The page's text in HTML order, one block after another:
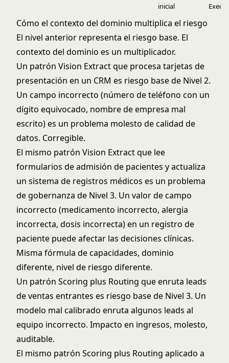
inicial
Cómo el contexto del dominio multiplica el riesgo
El nivel anterior representa el riesgo base. El
contexto del dominio es un multiplicador.
Un patrón Vision Extract que procesa tarjetas de
presentación en un CRM es riesgo base de Nivel 2.
Un campo incorrecto (número de teléfono con un
dígito equivocado, nombre de empresa mal
escrito) es un problema molesto de calidad de
datos. Corregible.
El mismo patrón Vision Extract que lee
formularios de admisión de pacientes y actualiza
un sistema de registros médicos es un problema
de gobernanza de Nivel 3. Un valor de campo
incorrecto (medicamento incorrecto, alergia
incorrecta, dosis incorrecta) en un registro de
paciente puede afectar las decisiones clínicas.
Misma fórmula de capacidades, dominio
diferente, nivel de riesgo diferente.
Un patrón Scoring plus Routing que enruta leads
de ventas entrantes es riesgo base de Nivel 3. Un
modelo mal calibrado enruta algunos leads al
equipo incorrecto. Impacto en ingresos, molesto,
auditable.
El mismo patrón Scoring plus Routing aplicado a